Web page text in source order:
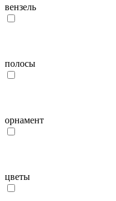
вензель
полосы
орнамент
цветы